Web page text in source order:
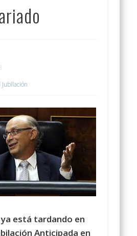
está tardando en
Anticipada en